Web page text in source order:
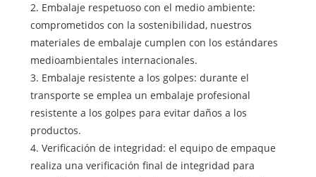
2. Embalaje respetuoso con el medio ambiente:
comprometidos con la sostenibilidad, nuestros
materiales de embalaje cumplen con los estándares
medioambientales internacionales.
3. Embalaje resistente a los golpes: durante el
transporte se emplea un embalaje profesional
resistente a los golpes para evitar daños a los
productos.
4. Verificación de integridad: el equipo de empaque
realiza una verificación final de integridad para